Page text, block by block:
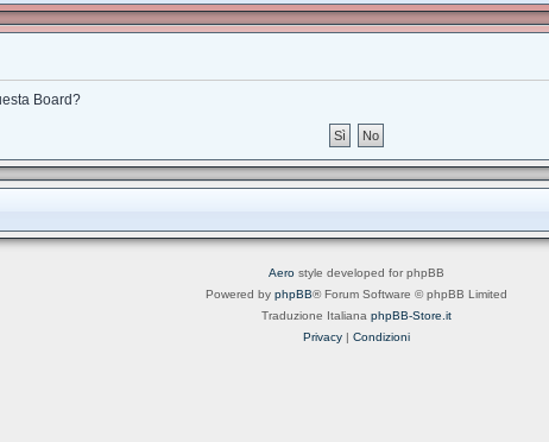
Board?
Aero style developed for phpBB
Powered by phpBB® Forum Software © phpBB Limited
Traduzione Italiana phpBB-Store.it
Privacy | Condizioni